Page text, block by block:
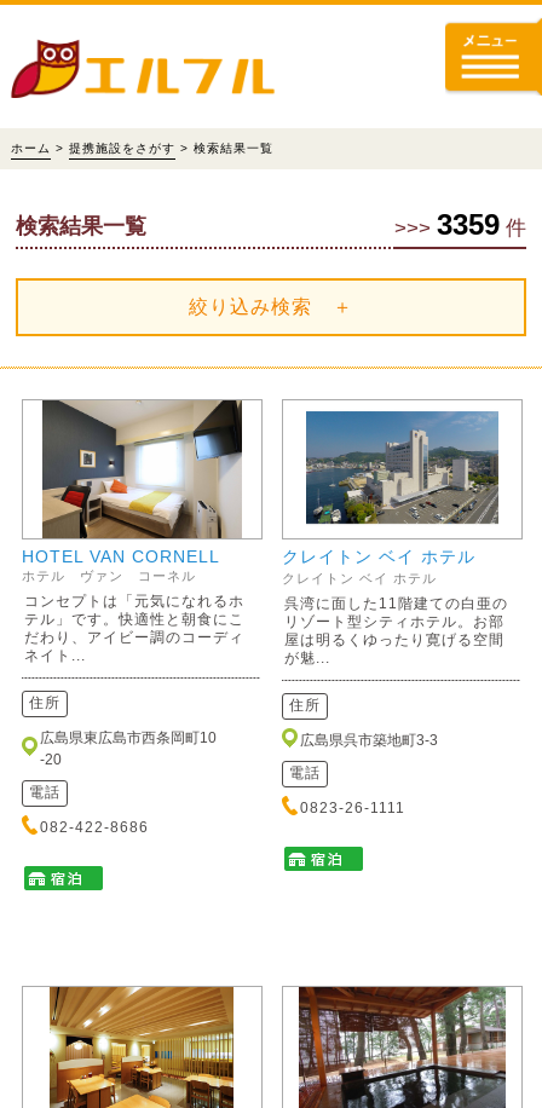
ホーム > 提携施設をさがす > 検索結果一覧
>>> 3359 件
検索結果一覧
絞り込み検索 ＋
HOTEL VAN CORNELL
ホテル ヴァン コーネル
コンセプトは「元気になれるホ
テル」です。快適性と朝食にこ
だわり、アイビー調のコーディ
ネイト...
住所
広島県東広島市西条岡町10
-20
電話
082-422-8686
クレイトン ベイ ホテル
クレイトン ベイ ホテル
呉湾に面した11階建ての白亜の
リゾート型シティホテル。お部
屋は明るくゆったり寛げる空間
が魅...
住所
広島県呉市築地町3-3
電話
0823-26-1111